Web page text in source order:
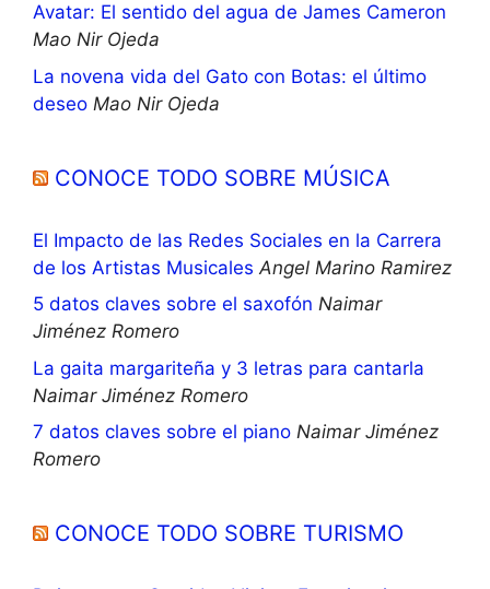
Avatar: El sentido del agua de James Cameron
Mao Nir Ojeda
La novena vida del Gato con Botas: el último
deseo Mao Nir Ojeda
CONOCE TODO SOBRE MÚSICA
El Impacto de las Redes Sociales en la Carrera
de los Artistas Musicales Angel Marino Ramirez
5 datos claves sobre el saxofón Naimar
Jiménez Romero
La gaita margariteña y 3 letras para cantarla
Naimar Jiménez Romero
7 datos claves sobre el piano Naimar Jiménez
Romero
CONOCE TODO SOBRE TURISMO